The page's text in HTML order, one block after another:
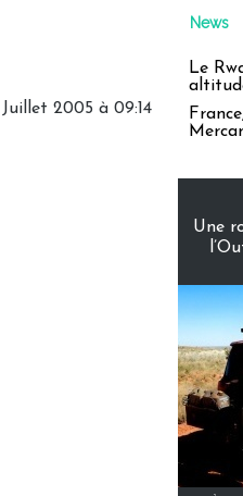
2005 à 09:14
News
Le
Une